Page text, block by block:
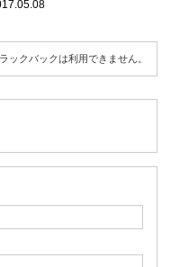
ラックバックは利用できません。